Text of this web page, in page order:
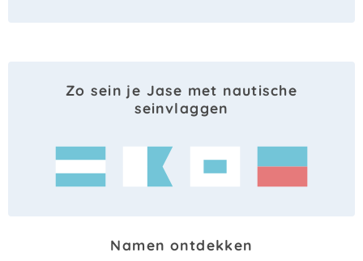
Zo sein je Jase met nautische
seinvlaggen
Namen ontdekken